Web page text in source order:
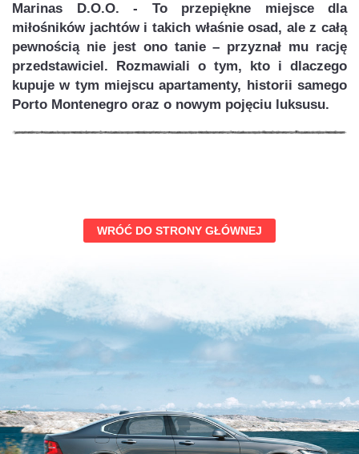
Marinas D.O.O. - To przepiękne miejsce dla
miłośników jachtów i takich właśnie osad, ale z całą
pewnością nie jest ono tanie – przyznał mu rację
przedstawiciel. Rozmawiali o tym, kto i dlaczego
kupuje w tym miejscu apartamenty, historii samego
Porto Montenegro oraz o nowym pojęciu luksusu.
WRÓĆ DO STRONY GŁÓWNEJ